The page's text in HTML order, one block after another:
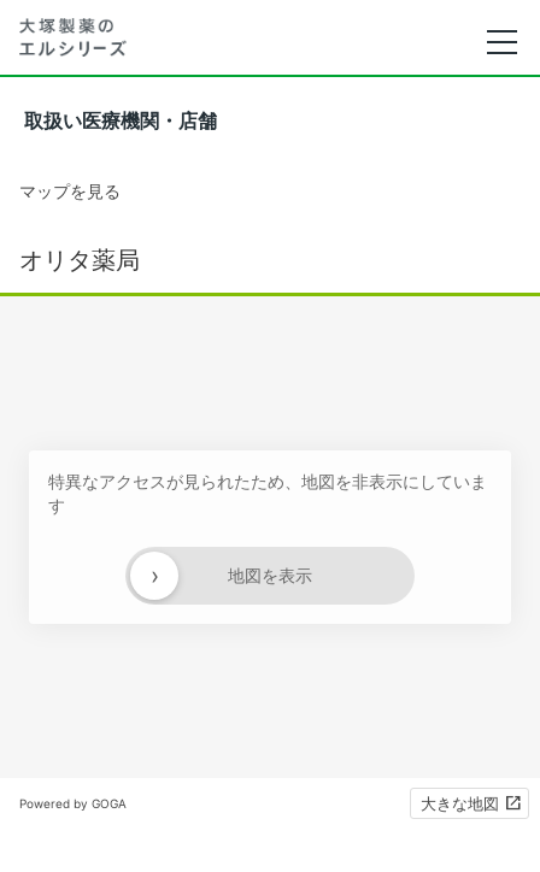
取扱い医療機関・店舗
マップを見る
オリタ薬局
特異なアクセスが見られたため、地図を非表示にしていま
す
地図を表示
›
Powered by GOGA 大きな地図